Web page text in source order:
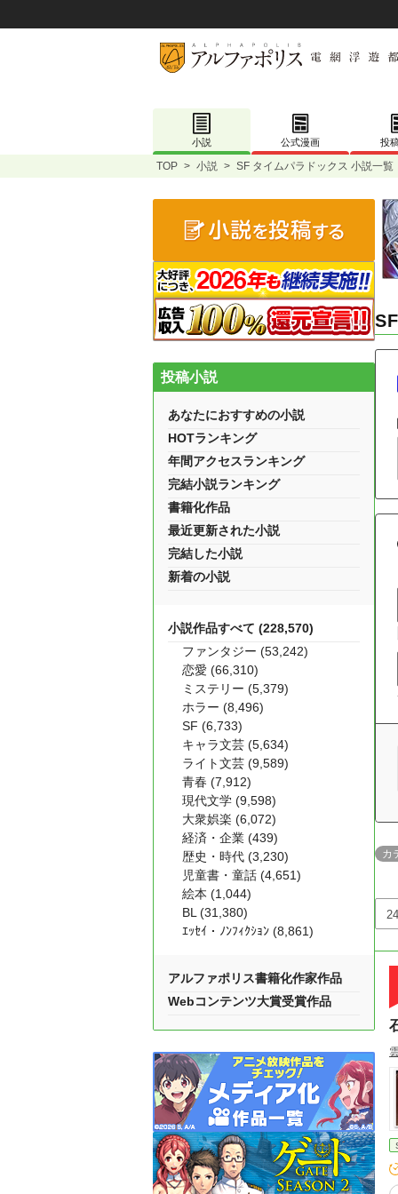
小説 公式漫画 投
TOP > 小説 > SF タイムパラドックス 小説一覧
カ
投稿小説
あなたにおすすめの小説
HOTランキング
年間アクセスランキング
完結小説ランキング
書籍化作品
最近更新された小説
完結した小説
新着の小説
小説作品すべて (228,570)
ファンタジー (53,242)
恋愛 (66,310)
ミステリー (5,379)
ホラー (8,496)
SF (6,733)
キャラ文芸 (5,634)
ライト文芸 (9,589)
青春 (7,912)
現代文学 (9,598)
大衆娯楽 (6,072)
経済・企業 (439)
歴史・時代 (3,230)
児童書・童話 (4,651)
絵本 (1,044)
BL (31,380)
ｴｯｾｲ・ﾉﾝﾌｨｸｼｮﾝ (8,861)
アルファポリス書籍化作家作品
Webコンテンツ大賞受賞作品